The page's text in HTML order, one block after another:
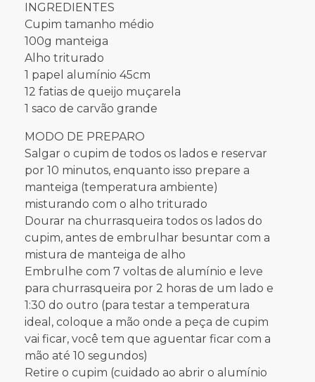
INGREDIENTES
Cupim tamanho médio
100g manteiga
Alho triturado
1 papel alumínio 45cm
12 fatias de queijo muçarela
1 saco de carvão grande
MODO DE PREPARO
Salgar o cupim de todos os lados e reservar
por 10 minutos, enquanto isso prepare a
manteiga (temperatura ambiente)
misturando com o alho triturado
Dourar na churrasqueira todos os lados do
cupim, antes de embrulhar besuntar com a
mistura de manteiga de alho
Embrulhe com 7 voltas de alumínio e leve
para churrasqueira por 2 horas de um lado e
1:30 do outro (para testar a temperatura
ideal, coloque a mão onde a peça de cupim
vai ficar, você tem que aguentar ficar com a
mão até 10 segundos)
Retire o cupim (cuidado ao abrir o alumínio